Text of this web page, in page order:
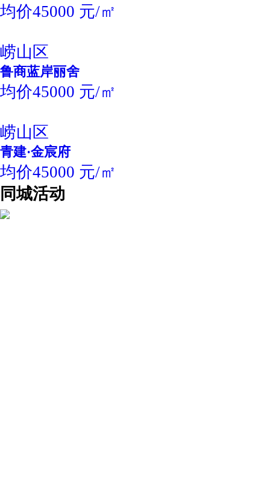
均价45000 元/㎡
崂山区
鲁商蓝岸丽舍
均价45000 元/㎡
崂山区
青建·金宸府
均价45000 元/㎡
同城活动